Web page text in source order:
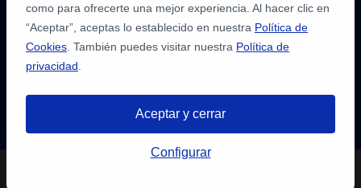
min. para encontrar profesor.
9,6/10
1,339,284
opiniones
verificadas.com
como para ofrecerte una mejor experiencia. Al hacer clic en
“Aceptar”, aceptas lo establecido en nuestra Política de
Cookies . También puedes visitar nuestra Política de
privacidad
Aceptar y cerrar
Configurar